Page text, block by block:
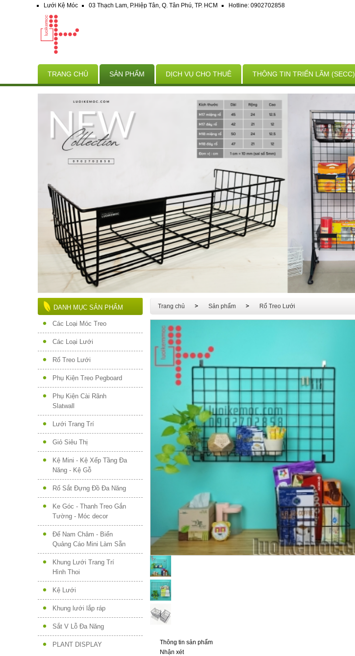
Lưới Kệ Móc 03 Thạch Lam, P.Hiệp Tân, Q. Tân Phú, TP. HCM Hotline: 0902702858
TRANG CHỦ SẢN PHẨM DỊCH VỤ CHO THUÊ THÔNG TIN TRIỂN LÃM (SECC)
DANH MỤC SẢN PHẨM
Các Loại Móc Treo
Các Loại Lưới
Rổ Treo Lưới
Phụ Kiện Treo Pegboard
Phụ Kiện Cài Rãnh
Slatwall
Lưới Trang Trí
Giỏ Siêu Thị
Kệ Mini - Kệ Xếp Tầng Đa
Năng - Kệ Gỗ
Rổ Sắt Đựng Đồ Đa Năng
Ke Góc - Thanh Treo Gắn
Tường - Móc decor
Đế Nam Châm - Biển
Quảng Cáo Mini Làm Sẵn
Khung Lưới Trang Trí
Hình Thoi
Kệ Lưới
Khung lưới lắp ráp
Sắt V Lỗ Đa Năng
PLANT DISPLAY
Trang chủ Sản phẩm Rổ Treo Lưới
Thông tin sản phẩm
Nhận xét